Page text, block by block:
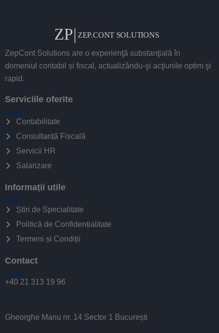
ZepCont Solutions are o experienţă substanţială în
domeniul contabil și fiscal, actualizându-şi acţiunile optim şi
rapid.
Serviciile oferite
Contabilitate
Consultanță Fiscală
Servicii HR
Salarizare
Informații utile
Știri de Specialitate
Politică de Confidențialitate
Termeni și Condiții
Contact
+40 21 313 19 96
Gheorghe Manu nr. 14 Sector 1 București